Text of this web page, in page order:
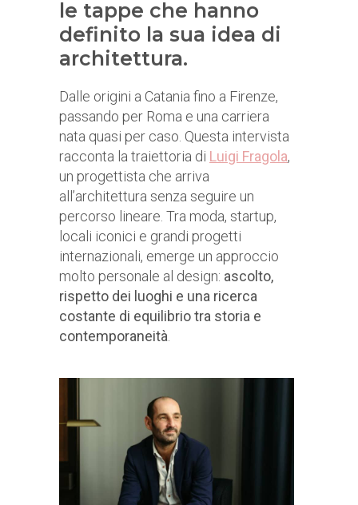
le tappe che hanno
definito la sua idea di
architettura.
Dalle origini a Catania fino a Firenze,
passando per Roma e una carriera
nata quasi per caso. Questa intervista
racconta la traiettoria di Luigi Fragola,
un progettista che arriva
all’architettura senza seguire un
percorso lineare. Tra moda, startup,
locali iconici e grandi progetti
internazionali, emerge un approccio
molto personale al design: ascolto,
rispetto dei luoghi e una ricerca
costante di equilibrio tra storia e
contemporaneità.